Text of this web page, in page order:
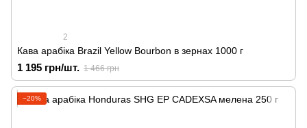
2
Кава арабіка Brazil Yellow Bourbon в зернах 1000 г
1 195 грн/шт. 1 466 грн
−20%